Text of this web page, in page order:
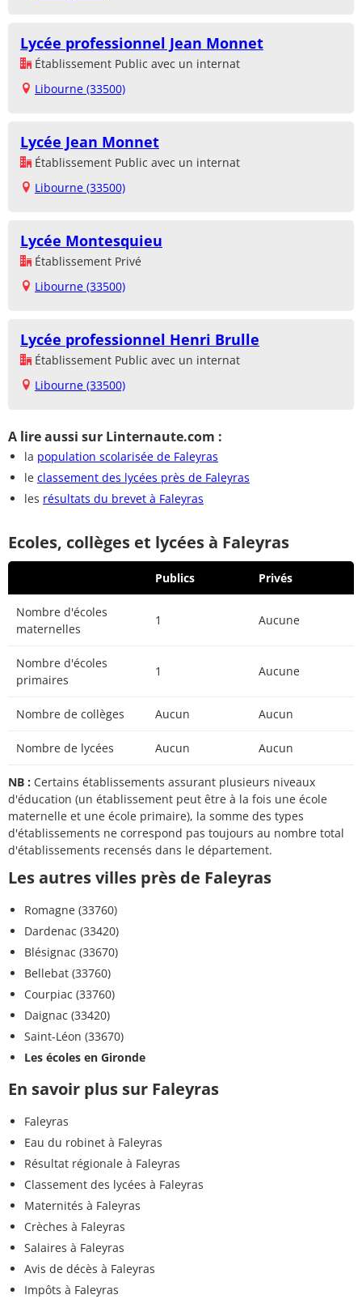
Lycée professionnel Jean Monnet
Établissement Public avec un internat
Libourne (33500)
Lycée Jean Monnet
Établissement Public avec un internat
Libourne (33500)
Lycée Montesquieu
Établissement Privé
Libourne (33500)
Lycée professionnel Henri Brulle
Établissement Public avec un internat
Libourne (33500)
A lire aussi sur Linternaute.com :
la population scolarisée de Faleyras
le classement des lycées près de Faleyras
les résultats du brevet à Faleyras
Ecoles, collèges et lycées à Faleyras
Publics Privés
Nombre d'écoles
maternelles
1 Aucune
Nombre d'écoles
primaires
1 Aucune
Nombre de collèges Aucun Aucun
Nombre de lycées Aucun Aucun
NB : Certains établissements assurant plusieurs niveaux
d'éducation (un établissement peut être à la fois une école
maternelle et une école primaire), la somme des types
d'établissements ne correspond pas toujours au nombre total
d'établissements recensés dans le département.
Les autres villes près de Faleyras
Romagne (33760)
Dardenac (33420)
Blésignac (33670)
Bellebat (33760)
Courpiac (33760)
Daignac (33420)
Saint-Léon (33670)
Les écoles en Gironde
En savoir plus sur Faleyras
Faleyras
Eau du robinet à Faleyras
Résultat régionale à Faleyras
Classement des lycées à Faleyras
Maternités à Faleyras
Crèches à Faleyras
Salaires à Faleyras
Avis de décès à Faleyras
Impôts à Faleyras